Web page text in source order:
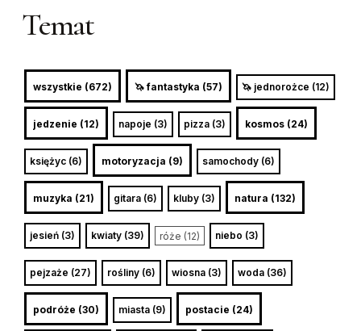
Temat
wszystkie (672) 🦄 fantastyka (57) 🦄 jednorożce (12)
jedzenie (12) napoje (3) pizza (3) kosmos (24)
księżyc (6) motoryzacja (9) samochody (6)
muzyka (21) gitara (6) kluby (3) natura (132)
jesień (3) kwiaty (39) róże (12) niebo (3)
pejzaże (27) rośliny (6) wiosna (3) woda (36)
podróże (30) miasta (9) postacie (24)